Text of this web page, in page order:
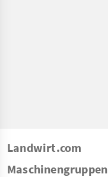
Landwirt.com
Maschinengruppen